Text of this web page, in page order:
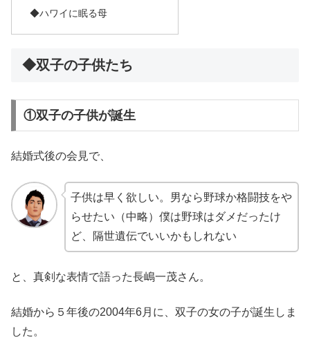
◆ハワイに眠る母
◆双子の子供たち
①双子の子供が誕生
結婚式後の会見で、
子供は早く欲しい。男なら野球か格闘技をや
らせたい（中略）僕は野球はダメだったけ
ど、隔世遺伝でいいかもしれない
と、真剣な表情で語った長嶋一茂さん。
結婚から５年後の2004年6月に、双子の女の子が誕生しま
した。